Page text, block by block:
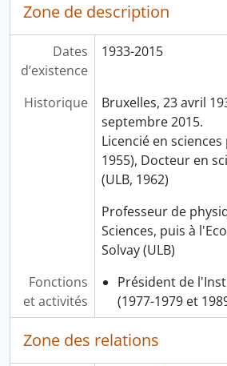
Zone de description
Dates
d’existence
1933-2015
Historique
Bruxelles, 23 avril
septembre 2015.
Licencié en
1955), Docteur en
(ULB, 1962)
Professeur de
Sciences, puis à
Solvay (ULB)
Fonctions
et activités
Président de
(1977-1979 et
Zone des relations